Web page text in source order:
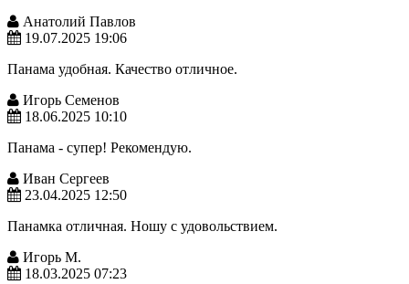
Анатолий Павлов
19.07.2025 19:06
Панама удобная. Качество отличное.
Игорь Семенов
18.06.2025 10:10
Панама - супер! Рекомендую.
Иван Сергеев
23.04.2025 12:50
Панамка отличная. Ношу с удовольствием.
Игорь М.
18.03.2025 07:23